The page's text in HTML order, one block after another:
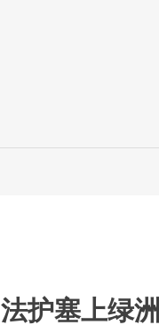
法护塞上绿